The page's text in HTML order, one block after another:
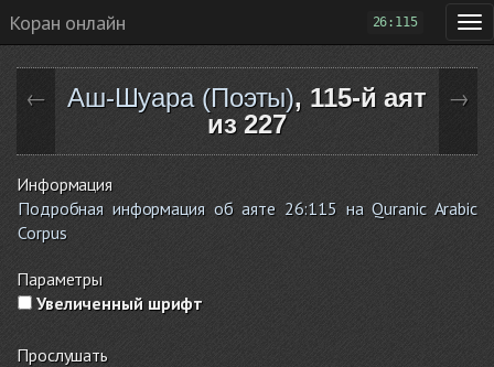
Коран онлайн 26:115
← Аш-Шуара (Поэты), 115-й аят
из 227
→
Информация
Подробная информация об аяте 26:115 на Quranic Arabic
Corpus
Параметры
Увеличенный шрифт
Прослушать